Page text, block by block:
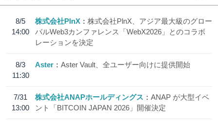
8/5
14:00
株式会社PlnX
株式会社PlnX、アジア最大級のグロー
バルWeb3カンファレンス「WebX2026」とのコラボ
レーションを決定
8/3
11:30
Aster Aster Vault、全ユーザー向けに提供開始
7/31
13:00
株式会社ANAPホールディングス
ANAP が大型イベ
ント「BITCOIN JAPAN 2026」開催決定